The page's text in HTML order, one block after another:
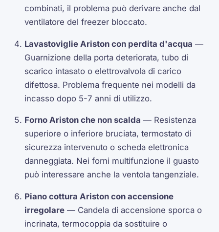
combinati, il problema può derivare anche dal
ventilatore del freezer bloccato.
Lavastoviglie Ariston con perdita d'acqua —
Guarnizione della porta deteriorata, tubo di
scarico intasato o elettrovalvola di carico
difettosa. Problema frequente nei modelli da
incasso dopo 5-7 anni di utilizzo.
Forno Ariston che non scalda — Resistenza
superiore o inferiore bruciata, termostato di
sicurezza intervenuto o scheda elettronica
danneggiata. Nei forni multifunzione il guasto
può interessare anche la ventola tangenziale.
Piano cottura Ariston con accensione
irregolare — Candela di accensione sporca o
incrinata, termocoppia da sostituire o